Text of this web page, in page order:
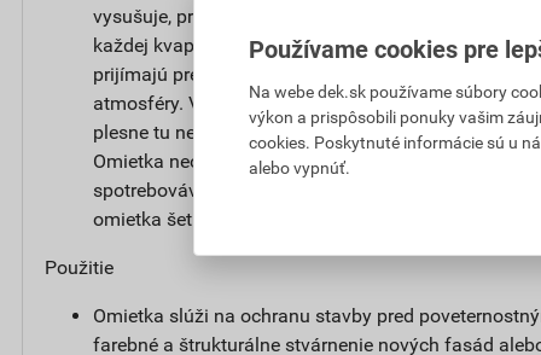
vysušuje, pretože niekoľkonásobne zväčšuje aktívnu
každej kvapky vody. Najjemnejšie kapilárne póry
prijímajú prebytočnú vlhkosť a pri klesajúcej vlhkosti
atmosféry. Vodný režim fasády sa udržuje v
plesne tu nenájdu živnú pôdu a fasáda si po dlhú
Omietka neobsahuje biocídne prostriedky pre
spotrebovávané a vymývane do okolitého prostredia,
omietka šetrná k životnému prostrediu.
Použitie
Omietka slúži na ochranu stavby pred
farebné a štrukturálne stvárnenie nových fasád
Používame cookies pre
Na webe dek.sk používame súbory
výkon a prispôsobili ponuky vašim
cookies. Poskytnuté informácie sú u
alebo vypnúť.